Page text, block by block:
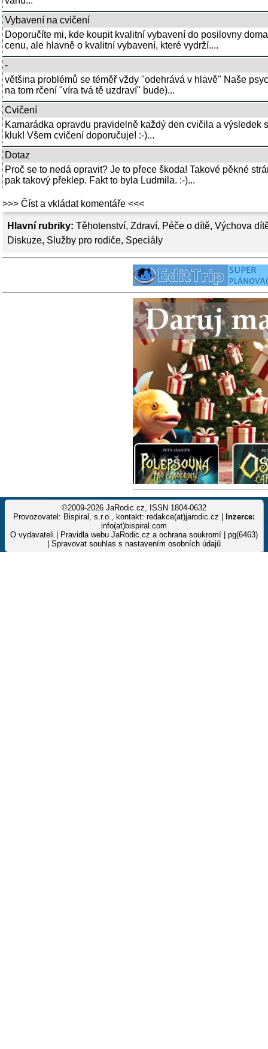
Hlavní rubriky: Těhotenství, Zdraví, Péče o dítě, Výchova
Diskuze, Služby pro rodiče, Speciály
Vybavení na cvičení
Doporučíte mi, kde koupit kvalitní vybavení do posilovny
cenu, ale hlavně o kvalitní vybavení, které vydrží....
-
většina problémů se téměř vždy "odehrává v hlavě" Naše
na tom rčení "víra tvá tě uzdraví" bude)...
Cvičení
Kamarádka opravdu pravidelně každý den cvičila a výsledek
kluk! Všem cvičení doporučuje! :-)...
Dotaz
Proč se to nedá opravit? Je to přece škoda! Takové pěkné
pak takový překlep. Fakt to byla Ludmila. :-)...
>>> Číst a vkládat komentáře <<<
©2009-2026 JaRodic.cz, ISSN 1804-0632
Provozovatel: Bispiral, s.r.o., kontakt: redakce(at)jarodic.cz |
Inzerce:
info(at)bispiral.com
O vydavateli
Pravidla webu JaRodic.cz a ochrana soukromí | pg(6463)
Spravovat souhlas s nastavením osobních údajů